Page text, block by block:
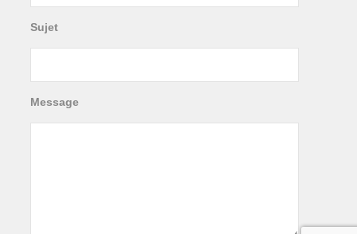
Sujet
Message